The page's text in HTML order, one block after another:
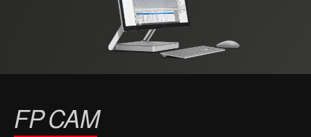
FPCAM